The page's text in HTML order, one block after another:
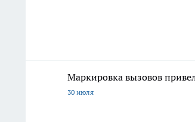
Маркировка вызовов
30 июля